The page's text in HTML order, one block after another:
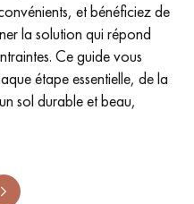
PARQUETS À MOTIFS
TRADITIONNELS
PARQUET VERNIS
et bénéficiez de
la solution qui répond
Ce guide vous
étape essentielle, de la
sol durable et beau,